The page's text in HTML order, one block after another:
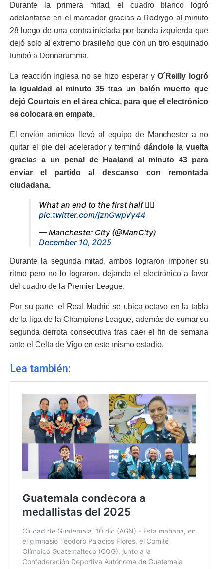
Durante la primera mitad, el cuadro blanco logró
adelantarse en el marcador gracias a Rodrygo al minuto
28 luego de una contra iniciada por banda izquierda que
dejó solo al extremo brasileño que con un tiro esquinado
tumbó a Donnarumma.
La reacción inglesa no se hizo esperar yO´Reilly logró
la igualdad al minuto 35 tras un balón muerto que
dejó Courtois en el área chica, para que el electrónico
se colocara en empate.
El envión anímico llevó al equipo de Manchester a no
quitar el pie del acelerador y terminódándole la vuelta
gracias a un penal de Haaland al minuto 43 para
enviar el partido al descanso con remontada
ciudadana.
What an end to the first half 😮‍💨
pic.twitter.com/jznGwpVy44
— Manchester City (@ManCity)
December 10, 2025
Durante la segunda mitad, ambos lograron imponer su
ritmo pero no lo lograron, dejando el electrónico a favor
del cuadro de la Premier League.
Por su parte, el Real Madrid se ubica octavo en la tabla
de la liga de la Champions League, además de sumar su
segunda derrota consecutiva tras caer el fin de semana
ante el Celta de Vigo en este mismo estadio.
Lea también: